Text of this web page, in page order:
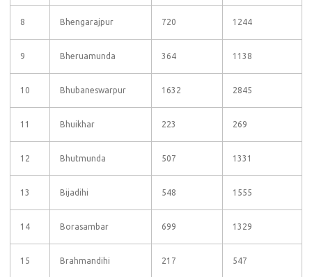
8 Bhengarajpur 720 1244
9 Bheruamunda 364 1138
10 Bhubaneswarpur 1632 2845
11 Bhuikhar 223 269
12 Bhutmunda 507 1331
13 Bijadihi 548 1555
14 Borasambar 699 1329
15 Brahmandihi 217 547